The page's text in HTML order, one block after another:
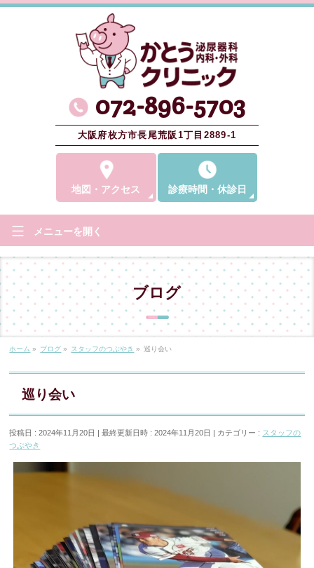
072-896-5703
大阪府枚方市長尾荒阪1丁目2889-1
地図 ・ アクセス 診療時間 ・休診日
メニューを開く
ブログ
ホーム » ブログ » スタッフのつぶやき » 巡り会い
巡り会い
投稿日 : 2024年11月20日 最終更新日時 : 2024年11月20日 カテゴリー : スタッフの
つぶやき